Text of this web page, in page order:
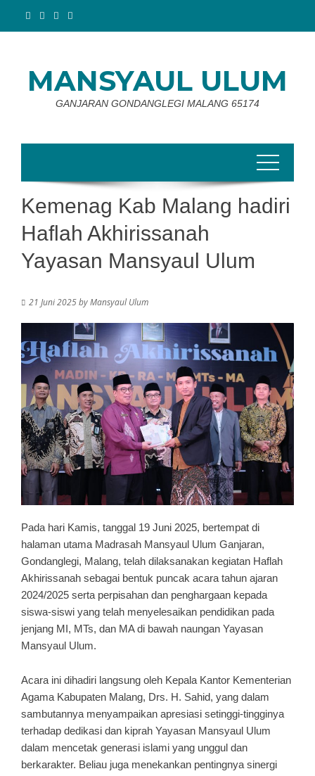
MANSYAUL ULUM
GANJARAN GONDANGLEGI MALANG 65174
Kemenag Kab Malang hadiri
Haflah Akhirissanah
Yayasan Mansyaul Ulum
21 Juni 2025byMansyaul Ulum
Pada hari Kamis, tanggal 19 Juni 2025, bertempat di
halaman utama Madrasah Mansyaul Ulum Ganjaran,
Gondanglegi, Malang, telah dilaksanakan kegiatan Haflah
Akhirissanah sebagai bentuk puncak acara tahun ajaran
2024/2025 serta perpisahan dan penghargaan kepada
siswa-siswi yang telah menyelesaikan pendidikan pada
jenjang MI, MTs, dan MA di bawah naungan Yayasan
Mansyaul Ulum.
Acara ini dihadiri langsung oleh Kepala Kantor Kementerian
Agama Kabupaten Malang, Drs. H. Sahid, yang dalam
sambutannya menyampaikan apresiasi setinggi-tingginya
terhadap dedikasi dan kiprah Yayasan Mansyaul Ulum
dalam mencetak generasi islami yang unggul dan
berkarakter. Beliau juga menekankan pentingnya sinergi